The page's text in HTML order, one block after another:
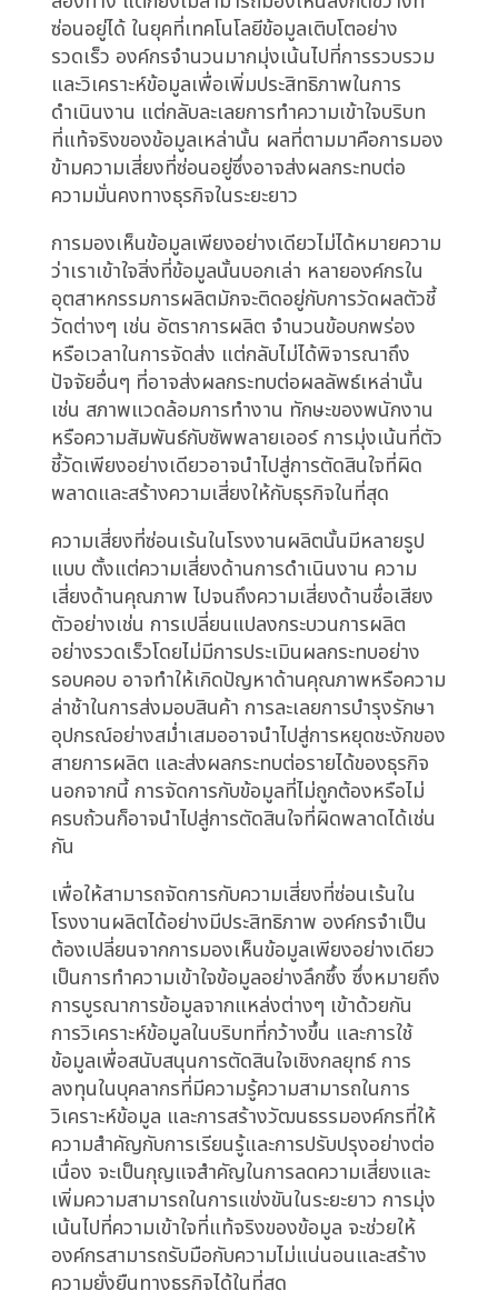
Industry
การให้ความสำคัญกับการมองเห็นข้อมูลเชิงปริมาณ
เพียงอย่างเดียวในอุตสาหกรรมการผลิตนั้น เปรียบ
เสมือนการเดินอยู่บนเส้นทางที่มืดมิด แม้จะมีไฟ
ส่องทาง แต่ก็ยังไม่สามารถมองเห็นสิ่งกีดขวางที่
ซ่อนอยู่ได้ ในยุคที่เทคโนโลยีข้อมูลเติบโตอย่าง
รวดเร็ว องค์กรจำนวนมากมุ่งเน้นไปที่การรวบรวม
และวิเคราะห์ข้อมูลเพื่อเพิ่มประสิทธิภาพในการ
ดำเนินงาน แต่กลับละเลยการทำความเข้าใจบริบท
ที่แท้จริงของข้อมูลเหล่านั้น ผลที่ตามมาคือการมอง
ความมั่นคงทางธุรกิจในระยะยาว
การมองเห็นข้อมูลเพียงอย่างเดียวไม่ได้หมายความ
ว่าเราเข้าใจสิ่งที่ข้อมูลนั้นบอกเล่า หลายองค์กรใน
อุตสาหกรรมการผลิตมักจะติดอยู่กับการวัดผลตัวชี้
วัดต่างๆ เช่น อัตราการผลิต จำนวนข้อบกพร่อง
หรือเวลาในการจัดส่ง แต่กลับไม่ได้พิจารณาถึง
ปัจจัยอื่นๆ ที่อาจส่งผลกระทบต่อผลลัพธ์เหล่านั้น
เช่น สภาพแวดล้อมการทำงาน ทักษะของพนักงาน
หรือความสัมพันธ์กับซัพพลายเออร์ การมุ่งเน้นที่ตัว
ชี้วัดเพียงอย่างเดียวอาจนำไปสู่การตัดสินใจที่ผิด
พลาดและสร้างความเสี่ยงให้กับธุรกิจในที่สุด
ความเสี่ยงที่ซ่อนเร้นในโรงงานผลิตนั้นมีหลายรูป
แบบ ตั้งแต่ความเสี่ยงด้านการดำเนินงาน ความ
เสี่ยงด้านคุณภาพ ไปจนถึงความเสี่ยงด้านชื่อเสียง
ตัวอย่างเช่น การเปลี่ยนแปลงกระบวนการผลิต
อย่างรวดเร็วโดยไม่มีการประเมินผลกระทบอย่าง
รอบคอบ อาจทำให้เกิดปัญหาด้านคุณภาพหรือความ
ล่าช้าในการส่งมอบสินค้า การละเลยการบำรุงรักษา
อุปกรณ์อย่างสม่ำเสมออาจนำไปสู่การหยุดชะงักของ
สายการผลิต และส่งผลกระทบต่อรายได้ของธุรกิจ
นอกจากนี้ การจัดการกับข้อมูลที่ไม่ถูกต้องหรือไม่
ครบถ้วนก็อาจนำไปสู่การตัดสินใจที่ผิดพลาดได้เช่น
กัน